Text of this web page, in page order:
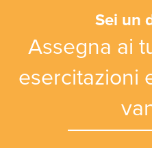
Sei un
Assegna ai
esercitazioni